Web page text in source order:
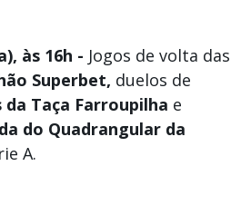
às 16h - Jogos de volta das
Superbet, duelos de
da Taça Farroupilha e
do Quadrangular da
A.